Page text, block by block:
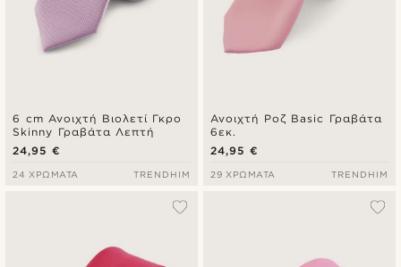
6 cm Ανοιχτή Βιολετί Γκρο
Skinny Γραβάτα Λεπτή
24,95 €
24 ΧΡΏΜΑΤΑ TRENDHIM
Ανοιχτή Ροζ Basic Γραβάτα
6εκ.
24,95 €
29 ΧΡΏΜΑΤΑ TRENDHIM